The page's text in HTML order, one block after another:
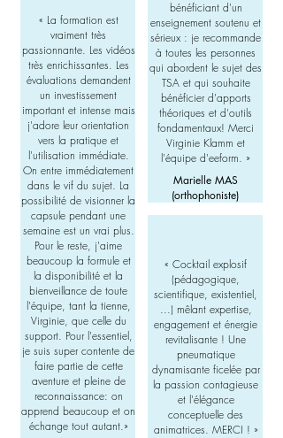
« La formation est
vraiment très
passionnante. Les vidéos
très enrichissantes. Les
évaluations demandent
un investissement
important et intense mais
j'adore leur orientation
vers la pratique et
l'utilisation immédiate.
On entre immédiatement
dans le vif du sujet. La
possibilité de visionner la
capsule pendant une
semaine est un vrai plus.
Pour le reste, j'aime
beaucoup la formule et
la disponibilité et la
bienveillance de toute
l'équipe, tant la tienne,
Virginie, que celle du
support. Pour l'essentiel,
je suis super contente de
faire partie de cette
aventure et pleine de
reconnaissance: on
apprend beaucoup et on
échange tout autant.»
bénéficiant d'un
enseignement soutenu et
sérieux : je recommande
à toutes les personnes
qui abordent le sujet des
TSA et qui souhaite
bénéficier d'apports
théoriques et d'outils
fondamentaux! Merci
Virginie Klamm et
l'équipe d'eeform. »
Marielle MAS
(orthophoniste)
« Cocktail explosif
(pédagogique,
scientifique, existentiel,
...) mêlant expertise,
engagement et énergie
revitalisante ! Une
pneumatique
dynamisante ficelée par
la passion contagieuse
et l'élégance
conceptuelle des
animatrices. MERCI ! »